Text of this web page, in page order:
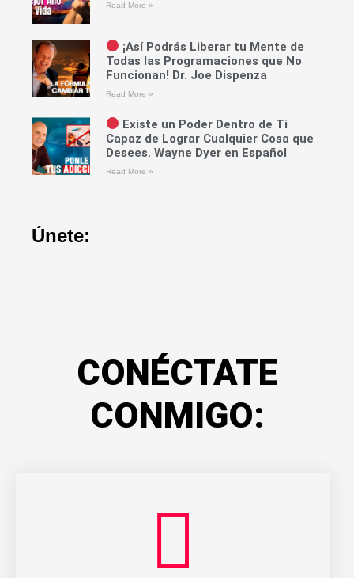
Read More »
¡Así Podrás Liberar tu Mente de
Todas las Programaciones que No
Funcionan! Dr. Joe Dispenza
Read More »
Existe un Poder Dentro de Ti
Capaz de Lograr Cualquier Cosa que
Desees. Wayne Dyer en Español
Read More »
Únete:
CONÉCTATE
CONMIGO: